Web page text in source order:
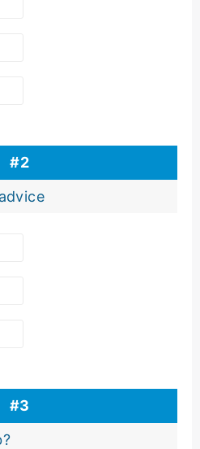
#2
#3